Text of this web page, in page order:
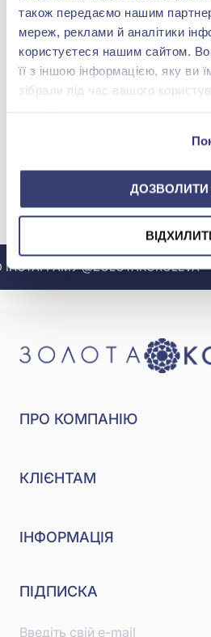
також передаємо нашим
мереж, реклами й аналітики
користуєтеся нашим сайтом.
її з іншою інформацією, яку ви
зібрали під час вашого
ДОЗВОЛИТИ
МИ У
@ZOLOTAKOROLEVA
ПРО КОМПАНІЮ
КЛІЄНТАМ
ІНФОРМАЦІЯ
ПІДПИСКА